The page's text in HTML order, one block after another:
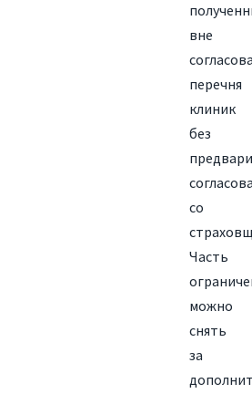
вне
перечня
клиник
без
со
Часть
можно
снять
за